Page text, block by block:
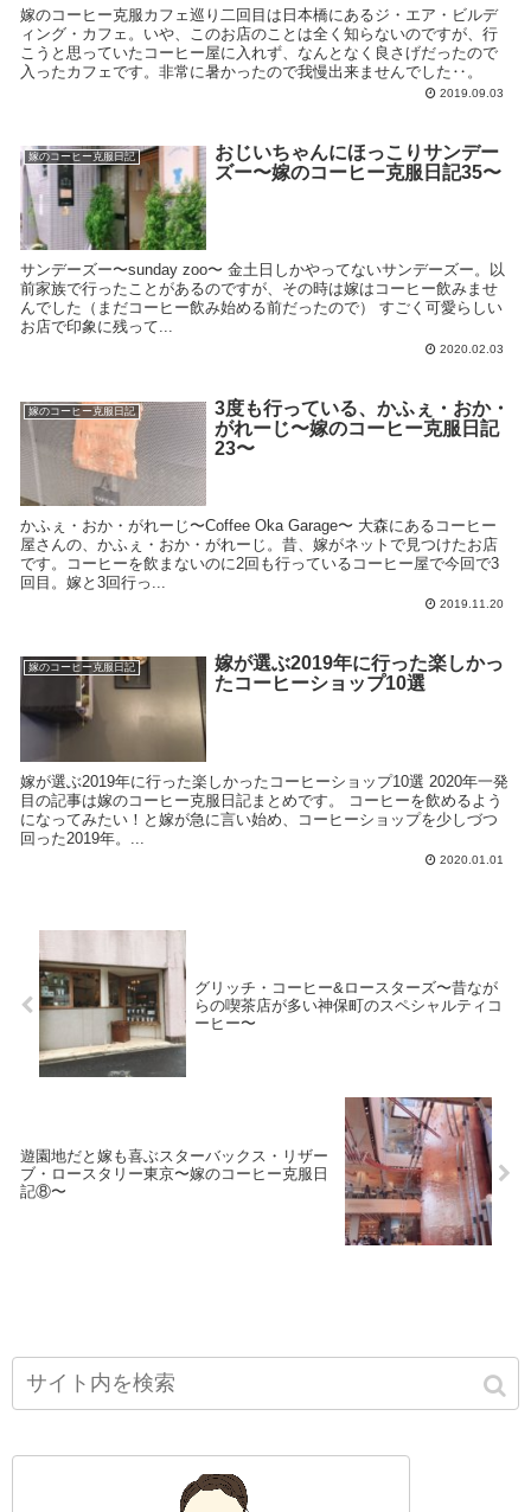
嫁のコーヒー克服カフェ巡り二回目は日本橋にあるジ・エア・ビルデ
ィング・カフェ。いや、このお店のことは全く知らないのですが、行
こうと思っていたコーヒー屋に入れず、なんとなく良さげだったので
入ったカフェです。非常に暑かったので我慢出来ませんでした‥。
2019.09.03
嫁のコーヒー克服日記
おじいちゃんにほっこりサンデー
ズー〜嫁のコーヒー克服日記35〜
サンデーズー〜sunday zoo〜 金土日しかやってないサンデーズー。以
前家族で行ったことがあるのですが、その時は嫁はコーヒー飲みませ
んでした（まだコーヒー飲み始める前だったので） すごく可愛らしい
お店で印象に残って...
2020.02.03
嫁のコーヒー克服日記
3度も行っている、かふぇ・おか・
がれーじ〜嫁のコーヒー克服日記
23〜
かふぇ・おか・がれーじ〜Coffee Oka Garage〜 大森にあるコーヒー
屋さんの、かふぇ・おか・がれーじ。昔、嫁がネットで見つけたお店
です。コーヒーを飲まないのに2回も行っているコーヒー屋で今回で3
回目。嫁と3回行っ...
2019.11.20
嫁のコーヒー克服日記
嫁が選ぶ2019年に行った楽しかっ
たコーヒーショップ10選
嫁が選ぶ2019年に行った楽しかったコーヒーショップ10選 2020年一発
目の記事は嫁のコーヒー克服日記まとめです。 コーヒーを飲めるよう
になってみたい！と嫁が急に言い始め、コーヒーショップを少しづつ
回った2019年。...
2020.01.01
グリッチ・コーヒー&ロースターズ〜昔なが
らの喫茶店が多い神保町のスペシャルティコ
ーヒー〜
遊園地だと嫁も喜ぶスターバックス・リザー
ブ・ロースタリー東京〜嫁のコーヒー克服日
記⑧〜